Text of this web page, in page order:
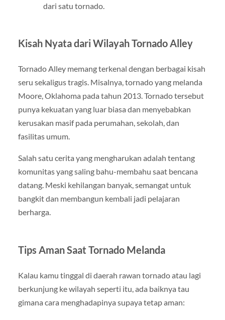
dari satu tornado.
Kisah Nyata dari Wilayah Tornado Alley
Tornado Alley memang terkenal dengan berbagai kisah
seru sekaligus tragis. Misalnya, tornado yang melanda
Moore, Oklahoma pada tahun 2013. Tornado tersebut
punya kekuatan yang luar biasa dan menyebabkan
kerusakan masif pada perumahan, sekolah, dan
fasilitas umum.
Salah satu cerita yang mengharukan adalah tentang
komunitas yang saling bahu-membahu saat bencana
datang. Meski kehilangan banyak, semangat untuk
bangkit dan membangun kembali jadi pelajaran
berharga.
Tips Aman Saat Tornado Melanda
Kalau kamu tinggal di daerah rawan tornado atau lagi
berkunjung ke wilayah seperti itu, ada baiknya tau
gimana cara menghadapinya supaya tetap aman: